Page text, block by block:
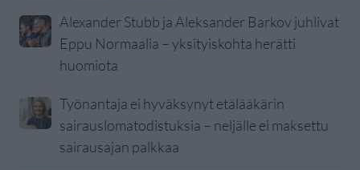
Alexander Stubb ja Aleksander Barkov juhlivat
Eppu Normaalia – yksityiskohta herätti
huomiota
Työnantaja ei hyväksynyt etälääkärin
sairauslomatodistuksia – neljälle ei maksettu
sairausajan palkkaa